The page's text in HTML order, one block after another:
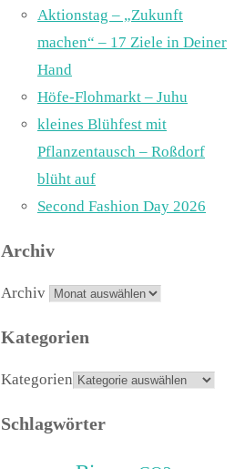
Aktionstag – „Zukunft
machen“ – 17 Ziele in Deiner
Hand
Höfe-Flohmarkt – Juhu
kleines Blühfest mit
Pflanzentausch – Roßdorf
blüht auf
Second Fashion Day 2026
Archiv
Archiv
Kategorien
Kategorien
Schlagwörter